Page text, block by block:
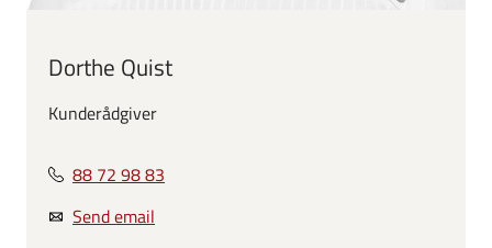
Dorthe Quist
Kunderådgiver
88 72 98 83
Send email